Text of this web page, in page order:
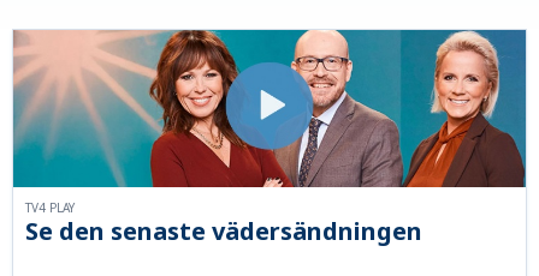
Se den senaste vädersändningen
TV4 PLAY